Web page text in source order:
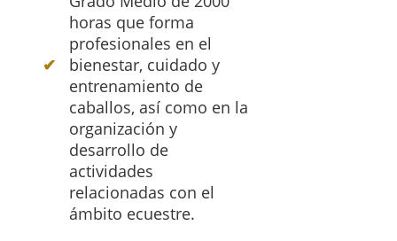
horas que forma
profesionales en el
bienestar, cuidado y
entrenamiento de
caballos, así como en la
organización y
desarrollo de
actividades
relacionadas con el
ámbito ecuestre.